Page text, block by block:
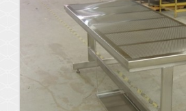
Voir les